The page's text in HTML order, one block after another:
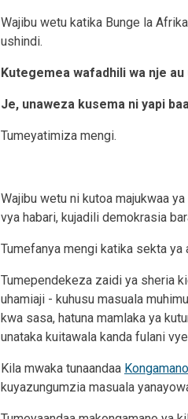
Wajibu wetu katika Bunge la
ushindi.
Kutegemea wafadhili wa nje
Je, unaweza kusema ni yapi
Tumeyatimiza mengi.
Wajibu wetu ni kutoa majukwaa
vya habari, kujadili demokrasia
Tumefanya mengi katika sekta ya
Tumependekeza zaidi ya sheria
uhamiaji - kuhusu masuala
kwa sasa, hatuna mamlaka ya
unataka kuitawala kanda fulani
Kila mwaka tunaandaa
kuyazungumzia masuala